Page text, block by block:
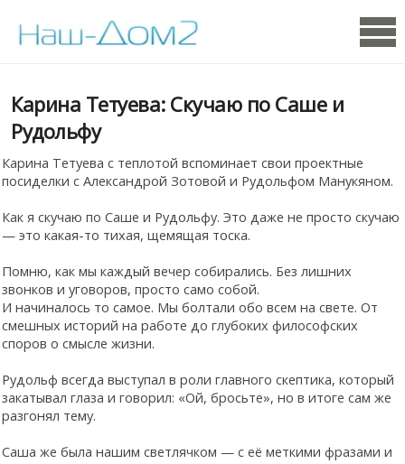
Карина Тетуева: Скучаю по Саше и
Рудольфу
Карина Тетуева с теплотой вспоминает свои проектные
посиделки с Александрой Зотовой и Рудольфом Манукяном.
Как я скучаю по Саше и Рудольфу. Это даже не просто скучаю
— это какая-то тихая, щемящая тоска.
Помню, как мы каждый вечер собирались. Без лишних
звонков и уговоров, просто само собой.
И начиналось то самое. Мы болтали обо всем на свете. От
смешных историй на работе до глубоких философских
споров о смысле жизни.
Рудольф всегда выступал в роли главного скептика, который
закатывал глаза и говорил: «Ой, бросьте», но в итоге сам же
разгонял тему.
Саша же была нашим светлячком — с её меткими фразами и